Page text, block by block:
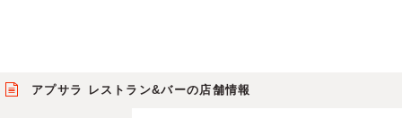
アプサラ レストラン&バーの店舗情報